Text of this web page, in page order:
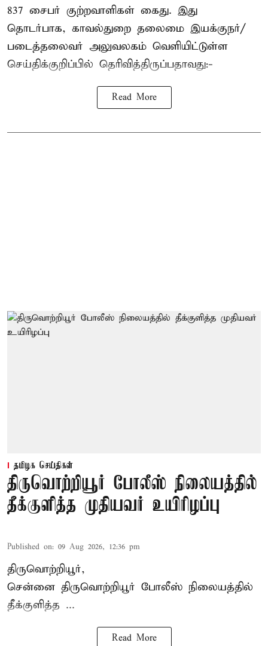
837 சைபர் குற்றவாளிகள் கைது. இது
தொடர்பாக, காவல்துறை தலைமை இயக்குநர்/
படைத்தலைவர் அலுவலகம் வெளியிட்டுள்ள
செய்திக்குறிப்பில் தெரிவித்திருப்பதாவது:-
Read More
தமிழக செய்திகள்
திருவொற்றியூர் போலீஸ் நிலையத்தில்
தீக்குளித்த முதியவர் உயிரிழப்பு
Published on: 09 Aug 2026, 12:36 pm
திருவொற்றியூர்,
சென்னை திருவொற்றியூர் போலீஸ் நிலையத்தில்
தீக்குளித்த ...
Read More